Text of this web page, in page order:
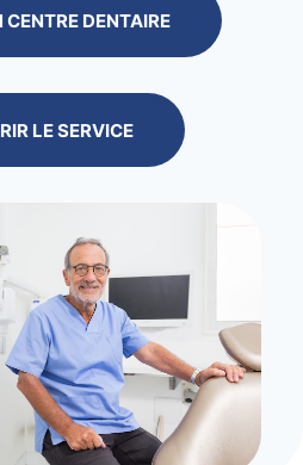
DENTAIRE
LE SERVICE